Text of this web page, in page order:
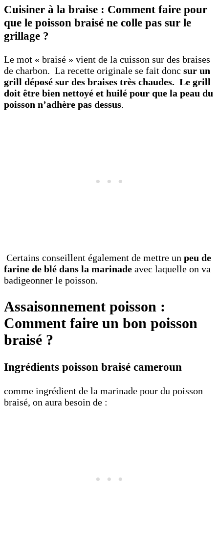
Cuisiner à la braise : Comment faire pour
que le poisson braisé ne colle pas sur le
grillage ?
Le mot « braisé » vient de la cuisson sur des braises
de charbon. La recette originale se fait donc sur un
grill déposé sur des braises très chaudes. Le grill
doit être bien nettoyé et huilé pour que la peau du
poisson n’adhère pas dessus.
Certains conseillent également de mettre un peu de
farine de blé dans la marinade avec laquelle on va
badigeonner le poisson.
Assaisonnement poisson :
Comment faire un bon poisson
braisé ?
Ingrédients poisson braisé cameroun
comme ingrédient de la marinade pour du poisson
braisé, on aura besoin de :